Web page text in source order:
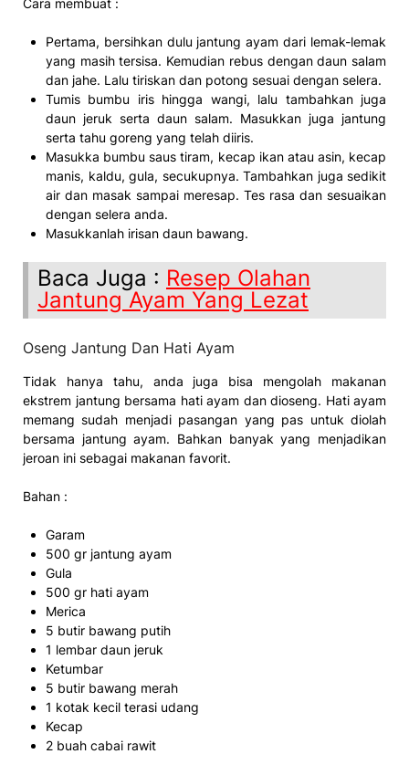
Cara membuat :
Pertama, bersihkan dulu jantung ayam dari lemak-lemak
yang masih tersisa. Kemudian rebus dengan daun salam
dan jahe. Lalu tiriskan dan potong sesuai dengan selera.
Tumis bumbu iris hingga wangi, lalu tambahkan juga
daun jeruk serta daun salam. Masukkan juga jantung
serta tahu goreng yang telah diiris.
Masukka bumbu saus tiram, kecap ikan atau asin, kecap
manis, kaldu, gula, secukupnya. Tambahkan juga sedikit
air dan masak sampai meresap. Tes rasa dan sesuaikan
dengan selera anda.
Masukkanlah irisan daun bawang.
Baca Juga : Resep Olahan
Jantung Ayam Yang Lezat
Oseng Jantung Dan Hati Ayam
Tidak hanya tahu, anda juga bisa mengolah makanan
ekstrem jantung bersama hati ayam dan dioseng. Hati ayam
memang sudah menjadi pasangan yang pas untuk diolah
bersama jantung ayam. Bahkan banyak yang menjadikan
jeroan ini sebagai makanan favorit.
Bahan :
Garam
500 gr jantung ayam
Gula
500 gr hati ayam
Merica
5 butir bawang putih
1 lembar daun jeruk
Ketumbar
5 butir bawang merah
1 kotak kecil terasi udang
Kecap
2 buah cabai rawit